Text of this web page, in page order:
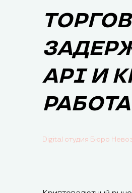
API И
Digital студия Бюро